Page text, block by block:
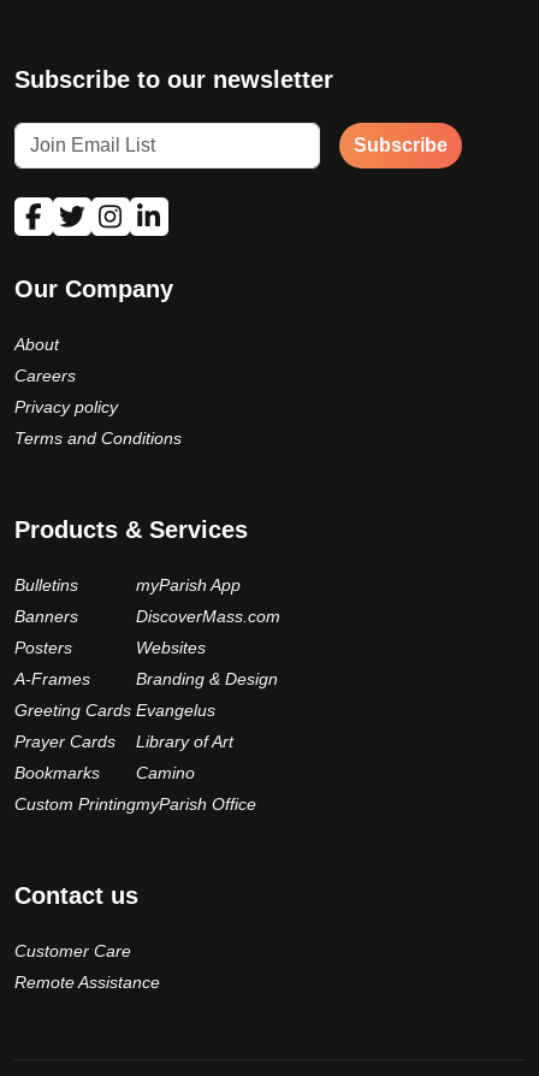
Subscribe to our newsletter
Subscribe
Our Company
About
Careers
Privacy policy
Terms and Conditions
Products & Services
Bulletins
Banners
Posters
A-Frames
Greeting Cards
Prayer Cards
Bookmarks
Custom Printing
myParish App
DiscoverMass.com
Websites
Branding & Design
Evangelus
Library of Art
Camino
myParish Office
Contact us
Customer Care
Remote Assistance